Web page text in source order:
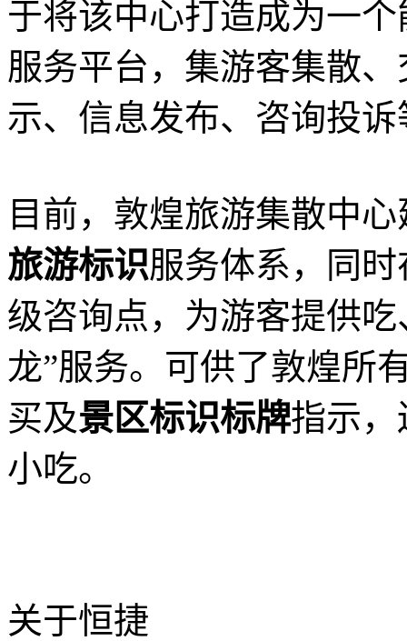
于将该中心打造成为一
服务平台，集游客集散
示、信息发布、咨询投
目前，敦煌旅游集散中
旅游标识服务体系，同
级咨询点，为游客提供
龙”服务。可供了敦煌所
买及景区标识标牌指示
小吃。
关于恒捷